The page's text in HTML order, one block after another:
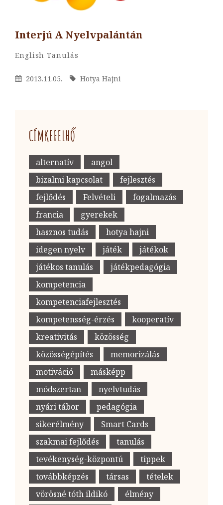
Interjú A Nyelvpalántán
Categories
English Tanulás
Posted
2013.11.05. By
Hotya Hajni
CÍMKEFELHŐ
alternatív
angol
bizalmi kapcsolat
fejlesztés
fejlődés
Felvételi
fogalmazás
francia
gyerekek
hasznos tudás
hotya hajni
idegen nyelv
játék
játékok
játékos tanulás
játékpedagógia
kompetencia
kompetenciafejlesztés
kompetensség-érzés
kooperatív
kreativitás
közösség
közösségépítés
memorizálás
motiváció
másképp
módszertan
nyelvtudás
nyári tábor
pedagógia
sikerélmény
Smart Cards
szakmai fejlődés
tanulás
tevékenység-központú
tippek
továbbképzés
társas
tételek
vörösné tóth ildikó
élmény